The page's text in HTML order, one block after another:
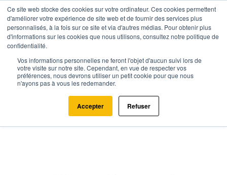
Ce site web stocke des cookies sur votre ordinateur. Ces cookies permettent
d'améliorer votre expérience de site web et de fournir des services plus
personnalisés, à la fois sur ce site et via d'autres médias. Pour obtenir plus
d'informations sur les cookies que nous utilisons, consultez notre politique de
confidentialité.
Vos informations personnelles ne feront l'objet d'aucun suivi lors de
votre visite sur notre site. Cependant, en vue de respecter vos
préférences, nous devrons utiliser un petit cookie pour que nous
n'ayons pas à vous les redemander.
Accepter Refuser
Agence.immo Prix immobilier Pays de la Loire Loire-Atlantique
Saint-Aignan-Grandlieu (44860)
Estimation immobilière à Saint-
Aignan-Grandlieu : Prix m² 2026